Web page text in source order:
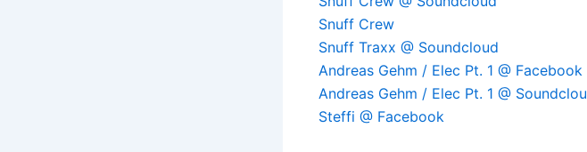
Snuff Crew
Snuff Traxx @ Soundcloud
Andreas Gehm / Elec Pt. 1 @ Facebook
Andreas Gehm / Elec Pt. 1 @
Steffi @ Facebook